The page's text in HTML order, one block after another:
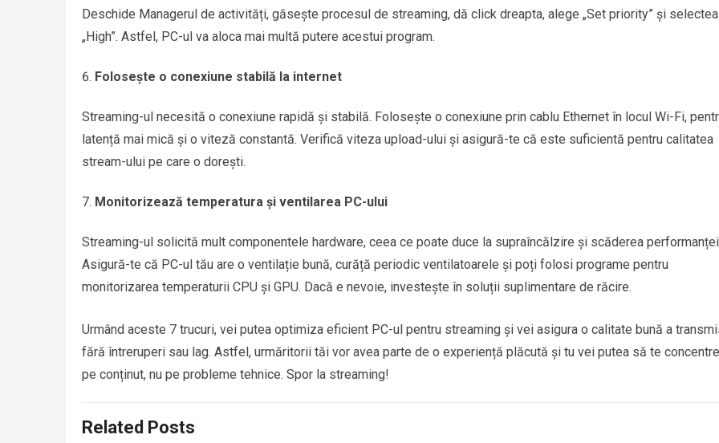
Deschide Managerul de activități, găsește procesul de streaming, dă click dreapta, alege „Set priority” și
„High”. Astfel, PC-ul va aloca mai multă putere acestui program.
Folosește o conexiune stabilă la internet
Streaming-ul necesită o conexiune rapidă și stabilă. Folosește o conexiune prin cablu Ethernet în locul Wi-Fi,
latență mai mică și o viteză constantă. Verifică viteza upload-ului și asigură-te că este suficientă pentru calitatea
stream-ului pe care o dorești.
Monitorizează temperatura și ventilarea PC-ului
Streaming-ul solicită mult componentele hardware, ceea ce poate duce la supraîncălzire și scăderea
Asigură-te că PC-ul tău are o ventilație bună, curăță periodic ventilatoarele și poți folosi programe pentru
monitorizarea temperaturii CPU și GPU. Dacă e nevoie, investește în soluții suplimentare de răcire.
Urmând aceste 7 trucuri, vei putea optimiza eficient PC-ul pentru streaming și vei asigura o calitate bună a
fără întreruperi sau lag. Astfel, urmăritorii tăi vor avea parte de o experiență plăcută și tu vei putea să te
pe conținut, nu pe probleme tehnice. Spor la streaming!
Related Posts